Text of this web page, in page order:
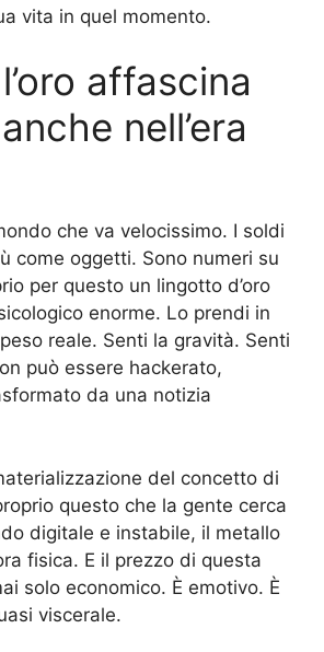
vita in quel momento.
affascina
nell’era
che va velocissimo. I soldi
come oggetti. Sono numeri su
per questo un lingotto d’oro
enorme. Lo prendi in
reale. Senti la gravità. Senti
può essere hackerato,
da una notizia
del concetto di
questo che la gente cerca
digitale e instabile, il metallo
fisica. E il prezzo di questa
solo economico. È emotivo. È
viscerale.